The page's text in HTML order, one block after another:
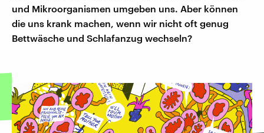
und Mikroorganismen umgeben uns. Aber können
die uns krank machen, wenn wir nicht oft genug
Bettwäsche und Schlafanzug wechseln?